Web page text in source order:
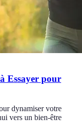
Essayer pour
dynamiser votre
vers un bien-être